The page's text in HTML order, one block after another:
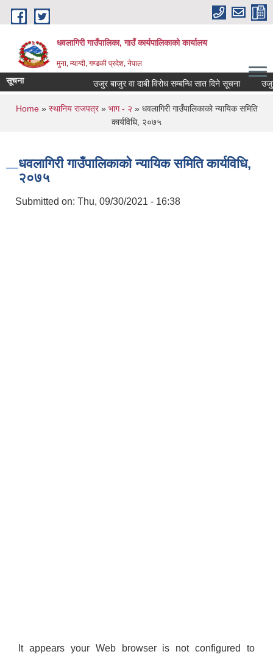
Skip to main content
धवलागिरी गाउँपालिका, गाउँ कार्यपालिकाको कार्यालय
मुना, म्याग्दी, गण्डकी प्रदेश, नेपाल
सूचना उजुर बाजुर वा दाबी विरोध सम्बन्धि सात दिने सूचना उजुर
You are here
Home» स्थानिय राजपत्र» भाग - २ » धवलागिरी गाउँपालिकाको न्यायिक समिति
कार्यविधि, २०७५
धवलागिरी गाउँपालिकाको न्यायिक समिति कार्यविधि,
२०७५
Submitted on: Thu, 09/30/2021 - 16:38
It appears your Web browser is not configured to